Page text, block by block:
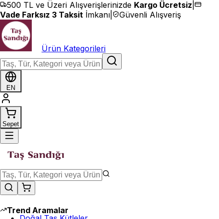
İçeriğe geç
500 TL ve Üzeri Alışverişlerinizde Kargo Ücretsiz
Vade Farksız 3 Taksit İmkanı Güvenli Alışveriş
Ürün Kategorileri
EN
Sepet
Trend Aramalar